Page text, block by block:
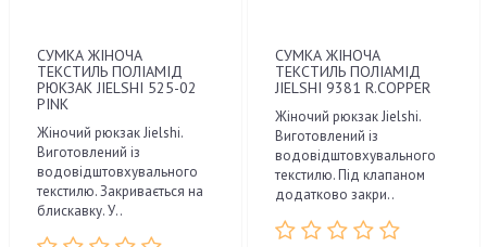
СУМКА ЖІНОЧА
ТЕКСТИЛЬ ПОЛІАМІД
РЮКЗАК JIELSHI 525-02
PINK
Жіночий рюкзак Jielshi.
Виготовлений із
водовідштовхувального
текстилю. Закривається на
блискавку. У..
СУМКА ЖІНОЧА
ТЕКСТИЛЬ ПОЛІАМІД
JIELSHI 9381 R.COPPER
Жіночий рюкзак Jielshi.
Виготовлений із
водовідштовхувального
текстилю. Під клапаном
додатково закри..